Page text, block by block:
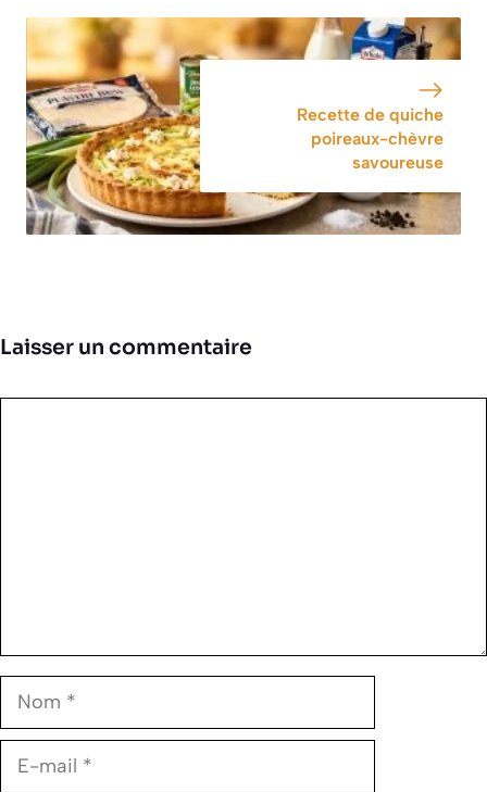
Recette de quiche
poireaux-chèvre
savoureuse
Laisser un commentaire
Nom
E-